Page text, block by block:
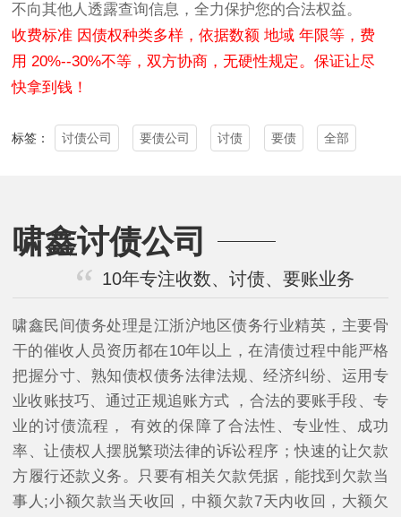
不向其他人透露查询信息，全力保护您的合法权益。
收费标准 因债权种类多样，依据数额 地域 年限等，费
用 20%--30%不等，双方协商，无硬性规定。保证让尽
快拿到钱！
标签： 讨债公司 要债公司 讨债 要债 全部
啸鑫讨债公司
10年专注收数、讨债、要账业务
啸鑫民间债务处理是江浙沪地区债务行业精英，主要骨
干的催收人员资历都在10年以上，在清债过程中能严格
把握分寸、熟知债权债务法律法规、经济纠纷、运用专
业收账技巧、通过正规追账方式 ，合法的要账手段、专
业的讨债流程， 有效的保障了合法性、专业性、成功
率、让债权人摆脱繁琐法律的诉讼程序；快速的让欠款
方履行还款义务。只要有相关欠款凭据，能找到欠款当
事人;小额欠款当天收回，中额欠款7天内收回，大额欠